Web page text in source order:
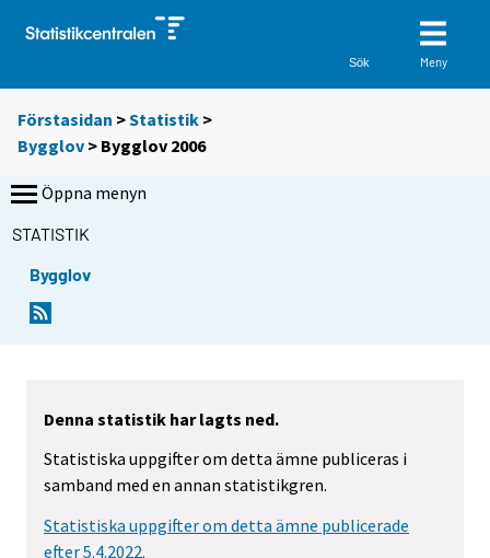
Sök Meny
Förstasidan >Statistik >
Bygglov > Bygglov 2006
Öppna menyn
STATISTIK
Bygglov
Denna statistik har lagts ned.
Statistiska uppgifter om detta ämne publiceras i
samband med en annan statistikgren.
Statistiska uppgifter om detta ämne publicerade
efter 5.4.2022.